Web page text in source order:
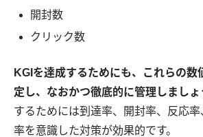
開封数
クリック数
KGIを達成するためにも、これらの数
定し、なおかつ徹底的に管理しましょ
するためには到達率、開封率、反応
率を意識した対策が効果的です。